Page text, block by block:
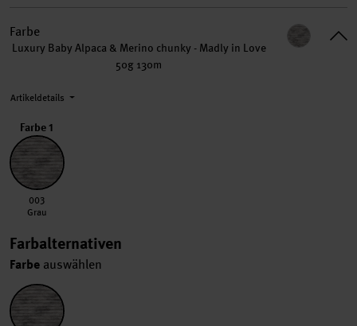
Farbe
Luxury Baby Alpaca & Merino chunky - Madly in Love
50g 130m
Artikeldetails
Farbe 1
003 Grau
003
Grau
Farbalternativen
Farbe auswählen